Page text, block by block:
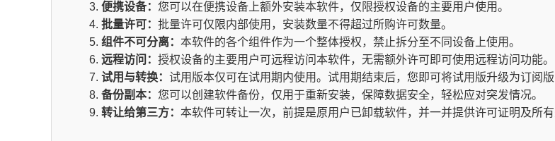
便携设备： 您可以在便携设备上额外安装本软件，仅限授权设备的主要用户使用。
批量许可： 批量许可仅限内部使用，安装数量不得超过所购许可数量。
组件不可分离： 本软件的各个组件作为一个整体授权，禁止拆分至不同设备上使用。
远程访问： 授权设备的主要用户可远程访问本软件，无需额外许可即可使用远程访问功能。
试用与转换： 试用版本仅可在试用期内使用。试用期结束后，您即可将试用版升级为订阅
备份副本： 您可以创建软件备份，仅用于重新安装，保障数据安全，轻松应对突发情况。
转让给第三方： 本软件可转让一次，前提是原用户已卸载软件，并一并提供许可证明及所有